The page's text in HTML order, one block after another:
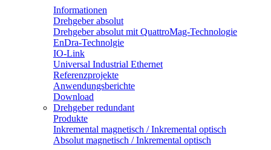
Informationen
Drehgeber absolut
Drehgeber absolut mit QuattroMag-Technologie
EnDra-Technolgie
IO-Link
Universal Industrial Ethernet
Referenzprojekte
Anwendungsberichte
Download
Drehgeber redundant
Produkte
Inkremental magnetisch / Inkremental optisch
Absolut magnetisch / Inkremental optisch